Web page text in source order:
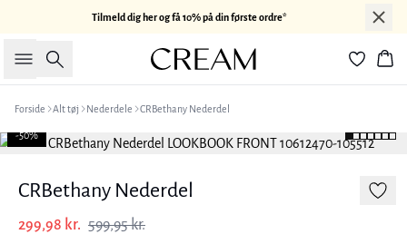
Tilmeld dig her og få 10% på din første ordre*
Søg
Forside Alt tøj Nederdele CRBethany Nederdel
-50%
CRBethany Nederdel
299,98 kr. 599,95 kr.